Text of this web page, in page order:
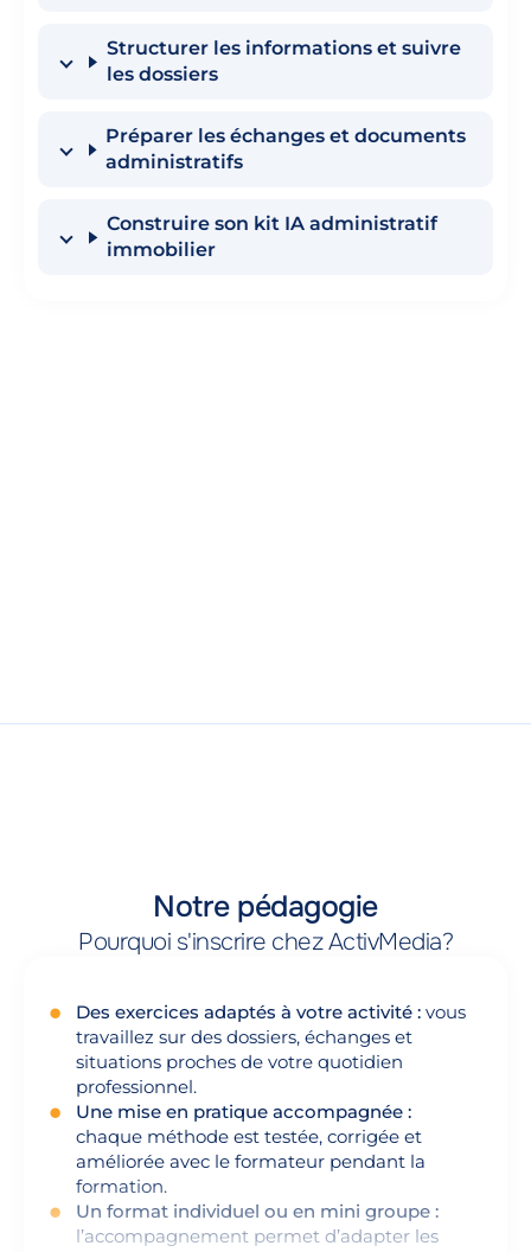
Structurer les informations et suivre
les dossiers
Préparer les échanges et documents
administratifs
Construire son kit IA administratif
immobilier
Notre pédagogie
Pourquoi s'inscrire chez ActivMedia?
Des exercices adaptés à votre activité : vous
travaillez sur des dossiers, échanges et
situations proches de votre quotidien
professionnel.
Une mise en pratique accompagnée :
chaque méthode est testée, corrigée et
améliorée avec le formateur pendant la
formation.
Un format individuel ou en mini groupe :
l’accompagnement permet d’adapter les